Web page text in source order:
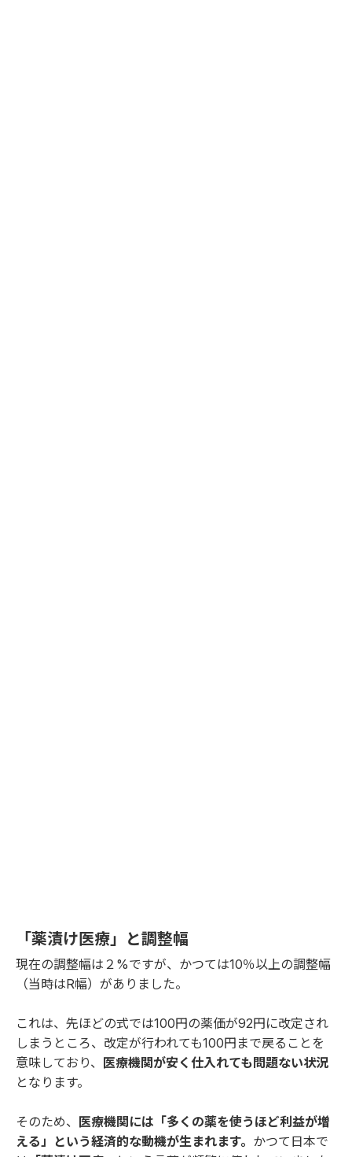
「薬漬け医療」と調整幅
現在の調整幅は２%ですが、かつては10％以上の調整幅
（当時はR幅）がありました。
これは、先ほどの式では100円の薬価が92円に改定され
しまうところ、改定が行われても100円まで戻ることを
意味しており、 医療機関が安く仕入れても問題ない状況
となります。
そのため、 医療機関には「多くの薬を使うほど利益が増
える」という経済的な動機が生まれます。 かつて日本で